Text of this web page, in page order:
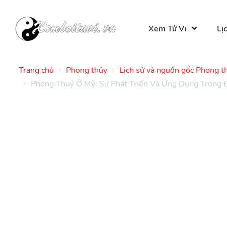
Xem Tử Vi
Trang chủ Phong thủy Lịch sử và nguồn gốc Phong
Phong Thuỷ Ở Mỹ: Sự Phát Triển Và Ứng Dụng Trong